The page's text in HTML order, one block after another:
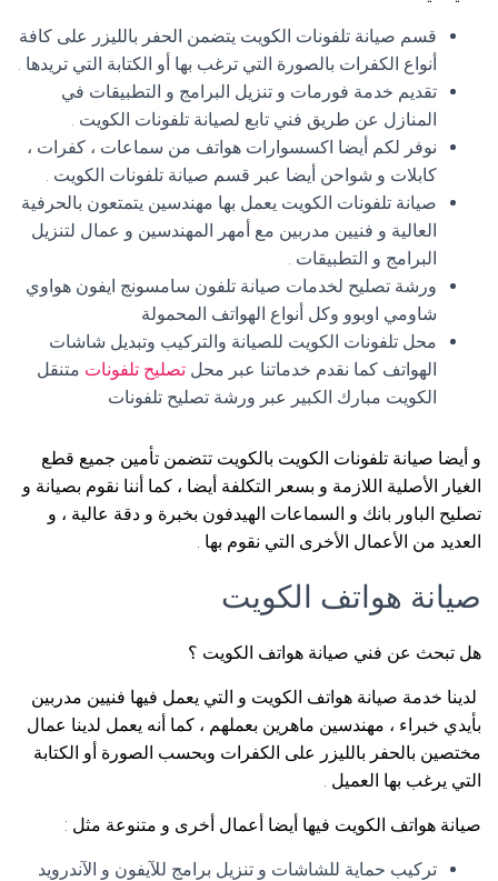
قسم صيانة تلفونات الكويت يتضمن الحفر بالليزر على كافة
أنواع الكفرات بالصورة التي ترغب بها أو الكتابة التي تريدها .
تقديم خدمة فورمات و تنزيل البرامج و التطبيقات في
المنازل عن طريق فني تابع لصيانة تلفونات الكويت .
نوفر لكم أيضا اكسسوارات هواتف من سماعات ، كفرات ،
كابلات و شواحن أيضا عبر قسم صيانة تلفونات الكويت .
صيانة تلفونات الكويت يعمل بها مهندسين يتمتعون بالحرفية
العالية و فنيين مدربين مع أمهر المهندسين و عمال لتنزيل
البرامج و التطبيقات .
ورشة تصليح لخدمات صيانة تلفون سامسونج ايفون هواوي
شاومي اوبوو وكل أنواع الهواتف المحمولة
محل تلفونات الكويت للصيانة والتركيب وتبديل شاشات
الهواتف كما نقدم خدماتنا عبر محل تصليح تلفونات متنقل
الكويت مبارك الكبير عبر ورشة تصليح تلفونات
و أيضا صيانة تلفونات الكويت بالكويت تتضمن تأمين جميع قطع
الغيار الأصلية اللازمة و بسعر التكلفة أيضا ، كما أننا نقوم بصيانة و
تصليح الباور بانك و السماعات الهيدفون بخبرة و دقة عالية ، و
العديد من الأعمال الأخرى التي نقوم بها .
صيانة هواتف الكويت
هل تبحث عن فني صيانة هواتف الكويت ؟
لدينا خدمة صيانة هواتف الكويت و التي يعمل فيها فنيين مدربين
بأيدي خبراء ، مهندسين ماهرين بعملهم ، كما أنه يعمل لدينا عمال
مختصين بالحفر بالليزر على الكفرات وبحسب الصورة أو الكتابة
التي يرغب بها العميل .
صيانة هواتف الكويت فيها أيضا أعمال أخرى و متنوعة مثل :
تركيب حماية للشاشات و تنزيل برامج للآيفون و الآندرويد